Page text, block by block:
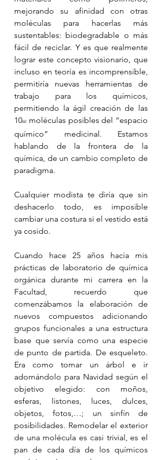
mejorando su afinidad con otras
moléculas para hacerlas más
sustentables: biodegradable o más
fácil de reciclar. Y es que realmente
lograr este concepto visionario, que
incluso en teoría es incomprensible,
permitiría nuevas herramientas de
trabajo para los químicos,
permitiendo la ágil creación de las
1060
moléculas posibles del “espacio
químico” medicinal. Estamos
hablando de la frontera de la
química, de un cambio completo de
paradigma.
Cualquier modista te diría que sin
deshacerlo todo, es imposible
cambiar una costura si el vestido está
ya cosido.
Cuando hace 25 años hacía mis
prácticas de laboratorio de química
orgánica durante mi carrera en la
Facultad, recuerdo que
comenzábamos la elaboración de
nuevos compuestos adicionando
grupos funcionales a una estructura
base que servía como una especie
de punto de partida. De esqueleto.
Era como tomar un árbol e ir
adornándolo para Navidad según el
objetivo elegido: con moños,
esferas, listones, luces, dulces,
objetos, fotos,…; un sinfín de
posibilidades. Remodelar el exterior
de una molécula es casi trivial, es el
pan de cada día de los químicos